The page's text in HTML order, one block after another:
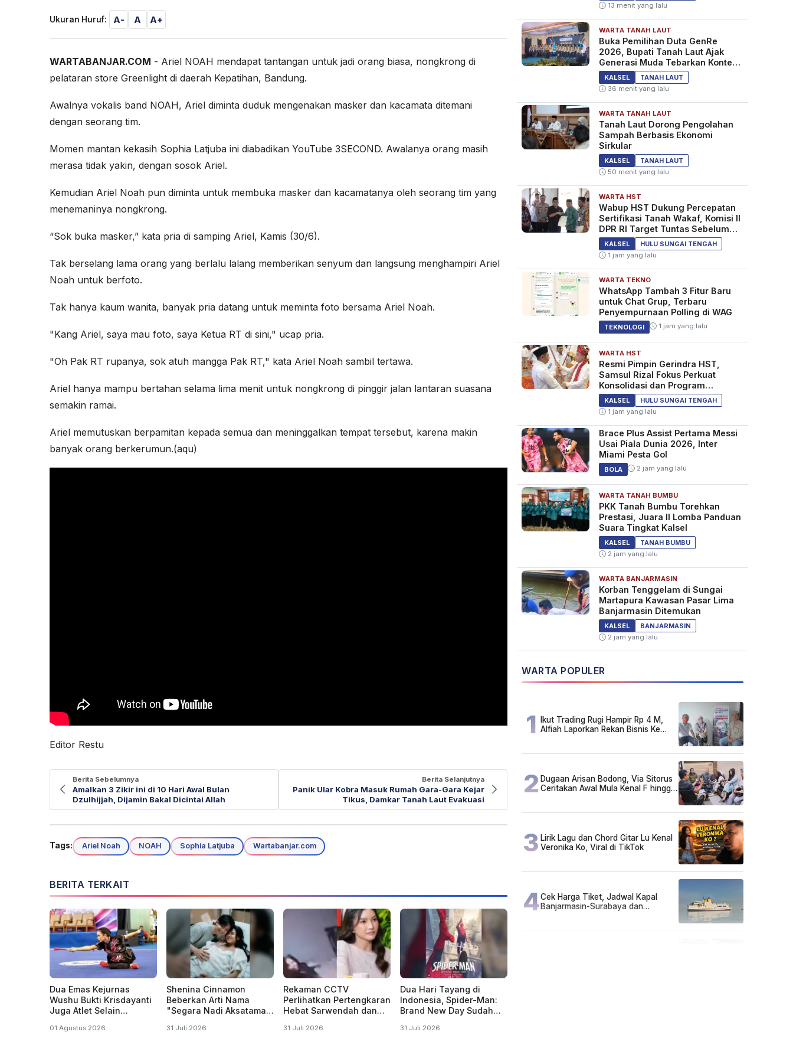
Ukuran Huruf: A- A A+
WARTABANJAR.COM - Ariel NOAH mendapat tantangan untuk jadi orang biasa, nongkrong di
pelataran store Greenlight di daerah Kepatihan, Bandung.
Awalnya vokalis band NOAH, Ariel diminta duduk mengenakan masker dan kacamata ditemani
dengan seorang tim.
Momen mantan kekasih Sophia Latjuba ini diabadikan YouTube 3SECOND. Awalanya orang masih
merasa tidak yakin, dengan sosok Ariel.
Kemudian Ariel Noah pun diminta untuk membuka masker dan kacamatanya oleh seorang tim yang
menemaninya nongkrong.
“Sok buka masker,” kata pria di samping Ariel, Kamis (30/6).
Tak berselang lama orang yang berlalu lalang memberikan senyum dan langsung menghampiri Ariel
Noah untuk berfoto.
Tak hanya kaum wanita, banyak pria datang untuk meminta foto bersama Ariel Noah.
"Kang Ariel, saya mau foto, saya Ketua RT di sini," ucap pria.
"Oh Pak RT rupanya, sok atuh mangga Pak RT," kata Ariel Noah sambil tertawa.
Ariel hanya mampu bertahan selama lima menit untuk nongkrong di pinggir jalan lantaran suasana
semakin ramai.
Ariel memutuskan berpamitan kepada semua dan meninggalkan tempat tersebut, karena makin
banyak orang berkerumun.(aqu)
Editor Restu
Berita Sebelumnya
Amalkan 3 Zikir ini di 10 Hari Awal Bulan
Dzulhijjah, Dijamin Bakal Dicintai Allah
Berita Selanjutnya
Panik Ular Kobra Masuk Rumah Gara-Gara Kejar
Tikus, Damkar Tanah Laut Evakuasi
Tags: Ariel Noah NOAH Sophia Latjuba Wartabanjar.com
BERITA TERKAIT
Dua Emas Kejurnas
Wushu Bukti Krisdayanti
Juga Atlet Selain
01 Agustus 2026
Shenina Cinnamon
Beberkan Arti Nama
"Segara Nadi Aksatama"
Angga Yunanda
31 Juli 2026
Rekaman CCTV
Perlihatkan Pertengkaran
Hebat Sarwendah dan
31 Juli 2026
Dua Hari Tayang di
Indonesia, Spider-Man:
Brand New Day Sudah
31 Juli 2026
13 menit yang lalu
WARTA TANAH LAUT
Buka Pemilihan Duta GenRe
2026, Bupati Tanah Laut Ajak
Generasi Muda Tebarkan Konten
Edukasi Positif
KALSEL
TANAH LAUT
36 menit yang lalu
WARTA TANAH LAUT
Tanah Laut Dorong Pengolahan
Sampah Berbasis Ekonomi
Sirkular
KALSEL
TANAH LAUT
50 menit yang lalu
WARTA HST
Wabup HST Dukung Percepatan
Sertifikasi Tanah Wakaf, Komisi II
DPR RI Target Tuntas Sebelum
2029
KALSEL
HULU SUNGAI TENGAH
1 jam yang lalu
WARTA TEKNO
WhatsApp Tambah 3 Fitur Baru
untuk Chat Grup, Terbaru
Penyempurnaan Polling di WAG
TEKNOLOGI 1 jam yang lalu
WARTA HST
Resmi Pimpin Gerindra HST,
Samsul Rizal Fokus Perkuat
Konsolidasi dan Program
Kerakyatan
KALSEL
HULU SUNGAI TENGAH
1 jam yang lalu
Brace Plus Assist Pertama Messi
Usai Piala Dunia 2026, Inter
Miami Pesta Gol
BOLA 2 jam yang lalu
WARTA TANAH BUMBU
PKK Tanah Bumbu Torehkan
Prestasi, Juara II Lomba Panduan
Suara Tingkat Kalsel
KALSEL
TANAH BUMBU
2 jam yang lalu
WARTA BANJARMASIN
Korban Tenggelam di Sungai
Martapura Kawasan Pasar Lima
Banjarmasin Ditemukan
KALSEL
BANJARMASIN
2 jam yang lalu
WARTA POPULER
1 Ikut Trading Rugi Hampir Rp 4 M,
Alfiah Laporkan Rekan Bisnis Ke
2 Dugaan Arisan Bodong, Via Sitorus
Ceritakan Awal Mula Kenal F hingga
3 Lirik Lagu dan Chord Gitar Lu Kenal
Veronika Ko, Viral di TikTok
4Cek Harga Tiket, Jadwal Kapal
Banjarmasin-Surabaya dan